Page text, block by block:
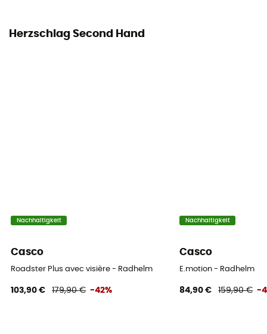
Herzschlag Second Hand
Nachhaltigkeit
Casco
Roadster Plus avec visière - Radhelm
103,90 € 179,90 € -42%
Nachhaltigkeit
Casco
E.motion - Radhelm
84,90 € 159,90 € -